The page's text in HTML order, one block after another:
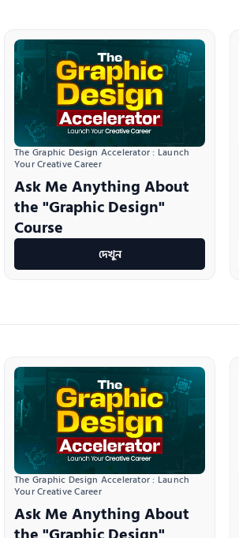
The Graphic Design Accelerator : Launch
Your Creative Career
Ask Me Anything About
the "Graphic Design"
Course
দেখুন
The Graphic Design Accelerator : Launch
Your Creative Career
Ask Me Anything About